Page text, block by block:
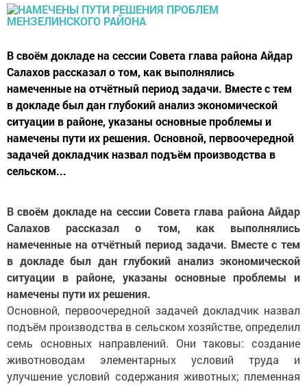
В своём докладе на сессии Совета глава района Айдар
Салахов рассказал о том, как выполнялись
намеченные на отчётный период задачи. Вместе с тем
в докладе был дан глубокий анализ экономической
ситуации в районе, указаны основные проблемы и
намечены пути их решения. Основной, первоочередной
задачей докладчик назвал подъём производства в
сельском...
В своём докладе на сессии Совета глава района Айдар
Салахов рассказал о том, как выполнялись
намеченные на отчётный период задачи. Вместе с тем
в докладе был дан глубокий анализ экономической
ситуации в районе, указаны основные проблемы и
намечены пути их решения.
Основной, первоочередной задачей докладчик назвал
подъём производства в сельском хозяйстве, определил
семь основных направлений. Они таковы: создание
животноводам элементарных условий труда и
улучшение условий содержания животных; племенная